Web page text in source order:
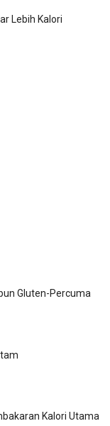
Lebih Kalori
Gluten-Percuma
Kalori Utama